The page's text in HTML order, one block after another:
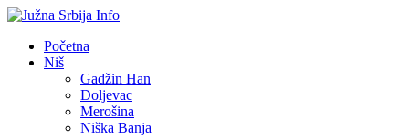
Početna
Niš
Gadžin Han
Doljevac
Merošina
Niška Banja